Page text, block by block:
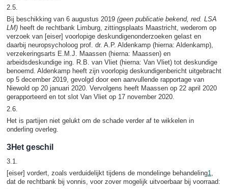
2.5.
Bij beschikking van 6 augustus 2019 (geen publicatie bekend, red. LSA
LM) heeft de rechtbank Limburg, zittingsplaats Maastricht, wederom op
verzoek van [eiser] voorlopige deskundigenonderzoeken gelast en
daarbij neuropsycholoog prof. dr. A.P. Aldenkamp (hierna: Aldenkamp),
verzekeringsarts E.M.J. Maassen (hierna: Maassen) en
arbeidsdeskundige ing. R.B. van Vliet (hierna: Van Vliet) tot deskundige
benoemd. Aldenkamp heeft zijn voorlopig deskundigenbericht uitgebracht
op 5 december 2019, gevolgd door een aanvullende rapportage van
Niewold op 20 januari 2020. Vervolgens heeft Maassen op 22 april 2020
gerapporteerd en tot slot Van Vliet op 17 november 2020.
2.6.
Het is partijen niet gelukt om de schade verder af te wikkelen in
onderling overleg.
3Het geschil
3.1.
[eiser] vordert, zoals verduidelijkt tijdens de mondelinge behandeling1,
dat de rechtbank bij vonnis, voor zover mogelijk uitvoerbaar bij voorraad: